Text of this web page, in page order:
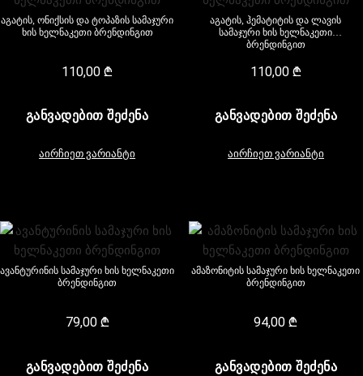
აგატის, ონიქსის და ტოპაზის სამაჯური
ხის ხელნაკეთი ბრენდინგით
110,00₾
ᲒᲐᲜᲕᲐᲓᲔᲑᲘᲗ ᲨᲔᲫᲔᲜᲐ
აირჩიეთ ვარიანტი
აგატის, ჰემატიტის და ლავის
სამაჯური ხის ხელნაკეთი
ბრენდინგით
110,00 ₾
ᲒᲐᲜᲕᲐᲓᲔᲑᲘᲗ ᲨᲔᲫᲔᲜᲐ
აირჩიეთ ვარიანტი
ავანტურინის სამაჯური ხის ხელნაკეთი
ბრენდინგით
79,00 ₾
ᲒᲐᲜᲕᲐᲓᲔᲑᲘᲗ ᲨᲔᲫᲔᲜᲐ
ამაზონიტის სამაჯური ხის ხელნაკეთი
ბრენდინგით
94,00₾
ᲒᲐᲜᲕᲐᲓᲔᲑᲘᲗ ᲨᲔᲫᲔᲜᲐ